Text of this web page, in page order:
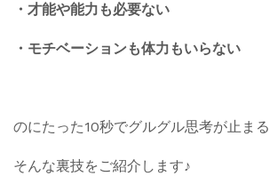
・才能や能力も必要ない
・モチベーションも体力もいらない
のにたった10秒でグルグル思考が止まる
そんな裏技をご紹介します♪